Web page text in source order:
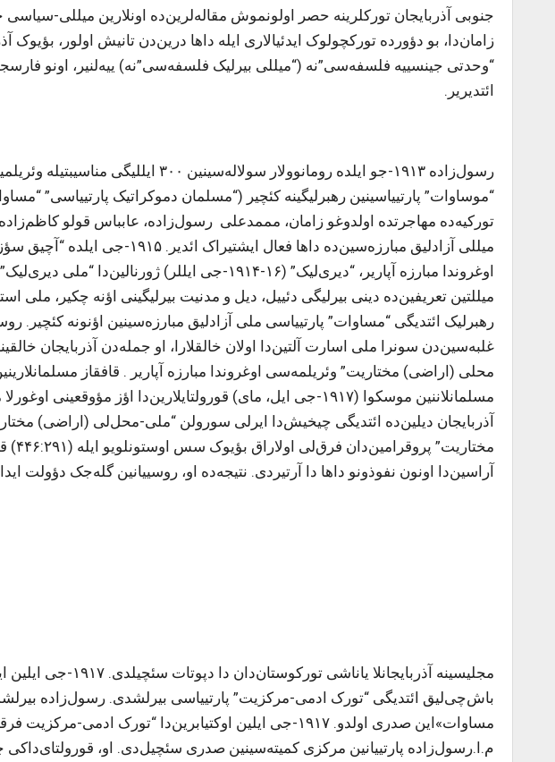
جنوبی آذربایجان تورکلرینه حصر اولونموش مقاله‌لرین‌ده اونلارین میللی-
زامان‌دا، بو دؤورده تورکچولوک ایدئیالاری ایله داها درین‌دن تانیش اولور،
“وحدتی جینسییه فلسفه‌سی”نه (“میللی بیرلیک فلسفه‌سی”نه) ییه‌لنیر، اونو
ائتدیریر.
رسول‌زاده ۱۹۱۳-جو ایلده رومانوولار
تورکیه‌ده مهاجرتده اولدوغو زامان، مممدعلی رسول‌زاده، عابباس قولو
میللی آزادلیق مبارزه‌سین‌ده داها
اوغروندا مبارزه آپاریر، “دیری‌لیک” (۱۶-۱۹۱۴-جی ایللر)
میللتین تعریفین‌ده دینی بیرلیگی دئییل، دیل و مدنیت بیرلیگینی اؤنه چکیر، ملی
غلبه‌سین‌دن سونرا ملی اسارت آلتین‌دا اولان خالقلارا، او جمله‌دن آذربایجان
مسلمانلاننین موسکوا (۱۹۱۷-جی ایل، مای) قورولتایلارین‌دا اؤز
آذربایجان دیلین‌ده ائتدیگی چیخیش‌دا ایر‌لی سورولن “ملی-محل‌لی (اراضی)
آراسین‌دا اونون نفوذونو داها دا آرتیردی. نتیجه‌ده او، روسییانین گله‌جک
مجلیسینه آذربایجانلا
باش‌چی‌لیق ائتدیگی “تورک اد‌می-مرکزیت” پارتییاسی بیرلشدی. رسول‌زاده
م.ا.رسول‌زاده پارتییانین مرکزی کمیته‌سینین صدری سئچیل‌دی. او، قورولتای‌داکی